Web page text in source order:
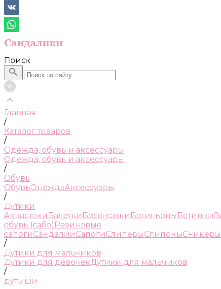
Поиск
Главная
/
Каталог товаров
/
Одежда, обувь и аксессуары
Одежда, обувь и аксессуары
/
Обувь
ОбувьОдеждаАксессуары
/
Дутики
Аквастоки Балетки Босоножки Ботильоны Ботинки
обувь (сабо) Резиновые
сапогиСандалииСапогиСлиперыСлипоныСникеры
/
Дутики для мальчиков
Дутики для девочекДутики для мальчиков
/
дутыши